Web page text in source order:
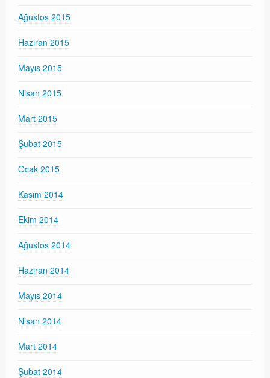
Ağustos 2015
Haziran 2015
Mayıs 2015
Nisan 2015
Mart 2015
Şubat 2015
Ocak 2015
Kasım 2014
Ekim 2014
Ağustos 2014
Haziran 2014
Mayıs 2014
Nisan 2014
Mart 2014
Şubat 2014